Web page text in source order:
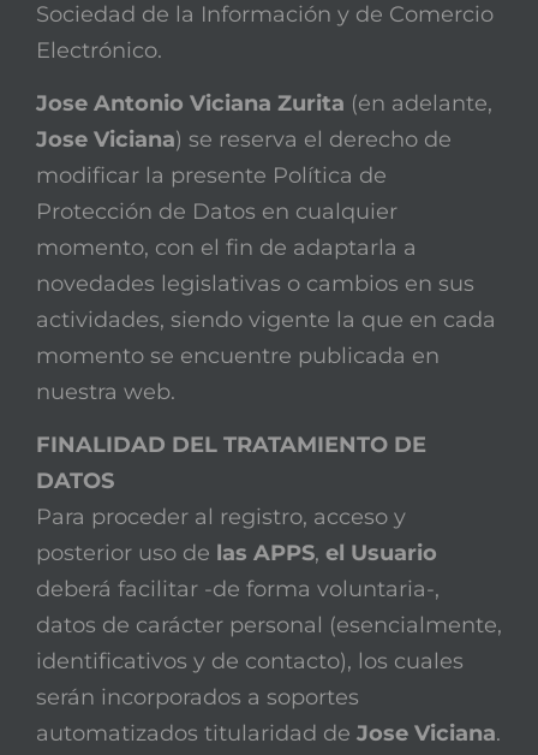
Sociedad de la Información y de Comercio
Electrónico.
Jose Antonio Viciana Zurita (en adelante,
Jose Viciana) se reserva el derecho de
modificar la presente Política de
Protección de Datos en cualquier
momento, con el fin de adaptarla a
novedades legislativas o cambios en sus
actividades, siendo vigente la que en cada
momento se encuentre publicada en
nuestra web.
FINALIDAD DEL TRATAMIENTO DE
DATOS
Para proceder al registro, acceso y
posterior uso de las APPS, el Usuario
deberá facilitar -de forma voluntaria-,
datos de carácter personal (esencialmente,
identificativos y de contacto), los cuales
serán incorporados a soportes
automatizados titularidad de Jose Viciana.